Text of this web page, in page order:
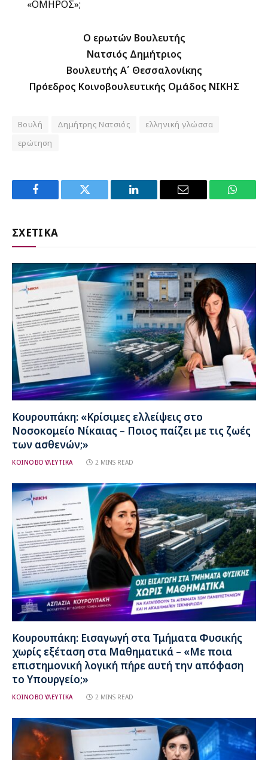
«ΟΜΗΡΟΣ»;
Ο ερωτών Βουλευτής
Νατσιός Δημήτριος
Βουλευτής Α΄ Θεσσαλονίκης
Πρόεδρος Κοινοβουλευτικής Ομάδος ΝΙΚΗΣ
Βουλή Δημήτρης Νατσιός
ελληνική γλώσσα
ερώτηση
Facebook Twitter LinkedIn Email
ΣΧΕΤΙΚΑ
Κουρουπάκη: «Κρίσιμες ελλείψεις στο
Νοσοκομείο Νίκαιας – Ποιος παίζει με τις ζωές
των ασθενών;»
ΚΟΙΝΟΒΟΥΛΕΥΤΙΚΑ 2 MINS READ
Κουρουπάκη: Εισαγωγή στα Τμήματα Φυσικής
χωρίς εξέταση στα Μαθηματικά – «Με ποια
επιστημονική λογική πήρε αυτή την απόφαση
το Υπουργείο;»
ΚΟΙΝΟΒΟΥΛΕΥΤΙΚΑ 2 MINS READ